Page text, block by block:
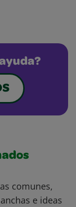
comunes,
e ideas